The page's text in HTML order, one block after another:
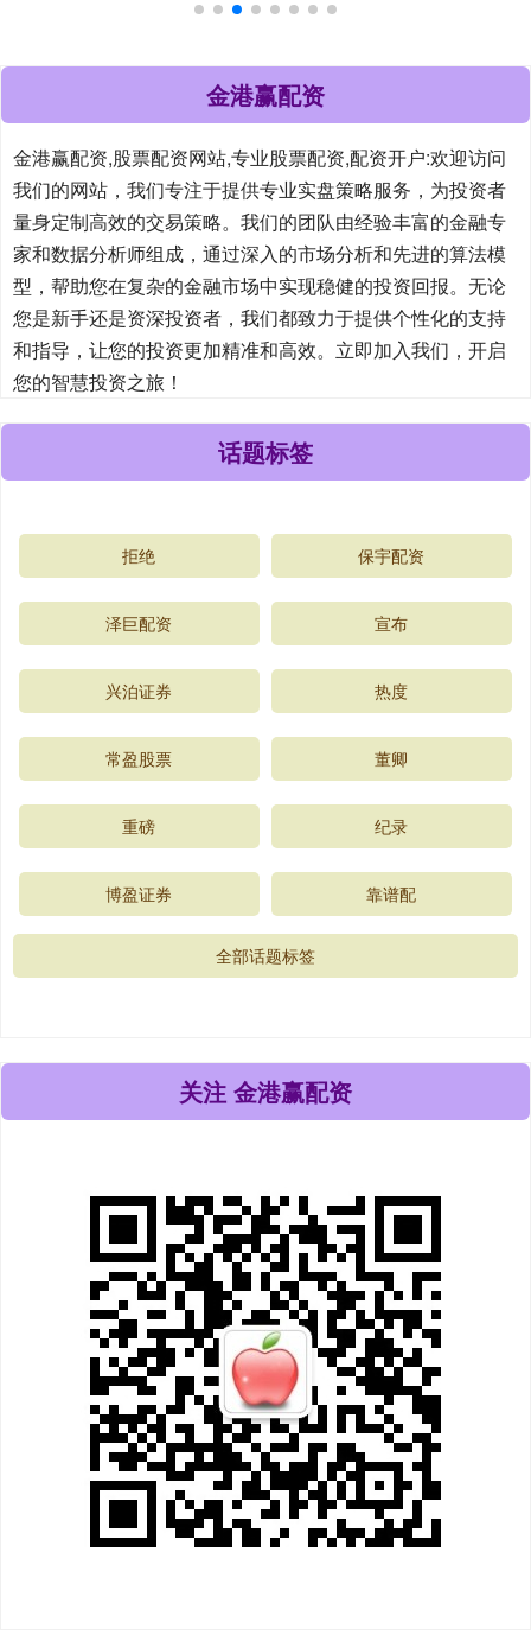
金港赢配资
金港赢配资,股票配资网站,专业股票配资,配资开户:欢迎访问
我们的网站，我们专注于提供专业实盘策略服务，为投资者
量身定制高效的交易策略。我们的团队由经验丰富的金融专
家和数据分析师组成，通过深入的市场分析和先进的算法模
型，帮助您在复杂的金融市场中实现稳健的投资回报。无论
您是新手还是资深投资者，我们都致力于提供个性化的支持
和指导，让您的投资更加精准和高效。立即加入我们，开启
您的智慧投资之旅！
话题标签
拒绝 保宇配资
泽巨配资 宣布
兴泊证券 热度
常盈股票 董卿
重磅 纪录
博盈证券 靠谱配
全部话题标签
关注 金港赢配资